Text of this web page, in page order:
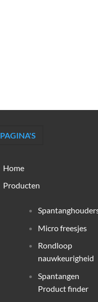
PAGINA'S
Home
Producten
Micro freesjes
Rondloop
nauwkeurigheid
Spantangen
Product finder